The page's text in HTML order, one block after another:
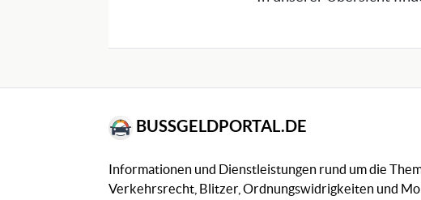
BUSSGELDPORTAL.DE
Informationen und Dienstleistungen rund um die
Verkehrsrecht, Blitzer, Ordnungswidrigkeiten und